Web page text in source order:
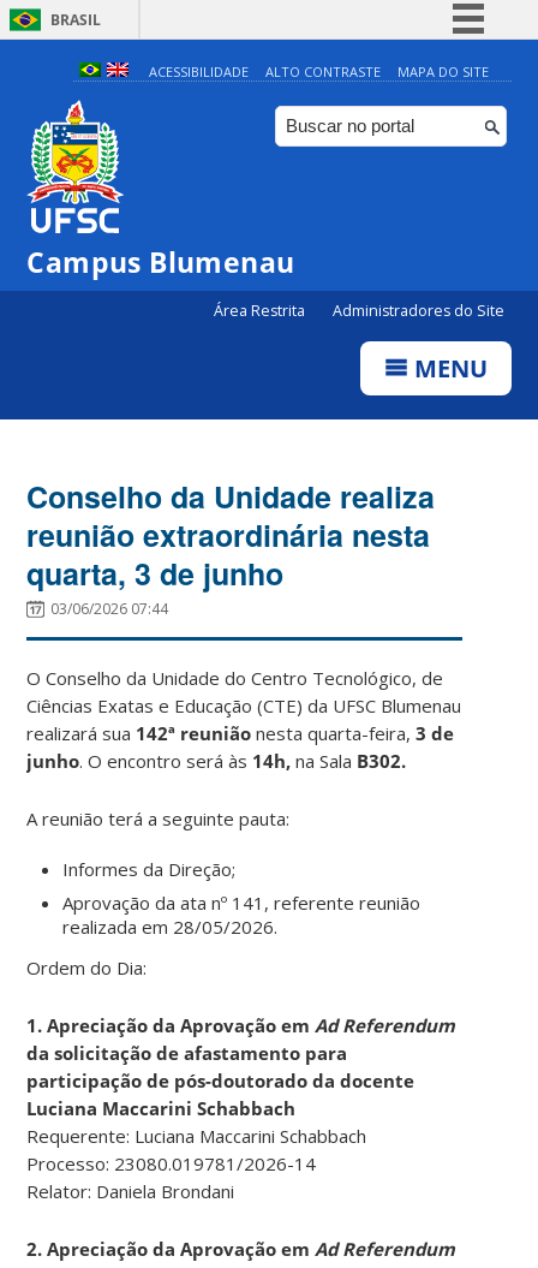
BRASIL
Simplifique!
Comunica BR
Participe
ACESSIBILIDADE ALTO CONTRASTE MAPA DO SITE
Campus Blumenau
Área Restrita Administradores do Site
MENU
Conselho da Unidade realiza
reunião extraordinária nesta
quarta, 3 de junho
03/06/2026 07:44
O Conselho da Unidade do Centro Tecnológico, de
Ciências Exatas e Educação (CTE) da UFSC Blumenau
realizará sua 142ª reunião nesta quarta-feira,3 de
junho. O encontro será às 14h,na Sala B302.
A reunião terá a seguinte pauta:
Informes da Direção;
Aprovação da ata nº 141, referente reunião
realizada em 28/05/2026.
Ordem do Dia:
1. Apreciação da Aprovação emAd Referendum
da solicitação de afastamento para
participação de pós-doutorado da docente
Luciana Maccarini Schabbach
Requerente: Luciana Maccarini Schabbach
Processo: 23080.019781/2026-14
Relator: Daniela Brondani
2. Apreciação da Aprovação emAd Referendum